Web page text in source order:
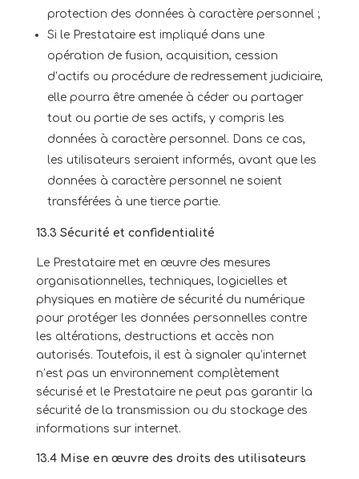
protection des données à caractère personnel ;
Si le Prestataire est impliqué dans une
opération de fusion, acquisition, cession
d’actifs ou procédure de redressement judiciaire,
elle pourra être amenée à céder ou partager
tout ou partie de ses actifs, y compris les
données à caractère personnel. Dans ce cas,
les utilisateurs seraient informés, avant que les
données à caractère personnel ne soient
transférées à une tierce partie.
13.3 Sécurité et confidentialité
Le Prestataire met en œuvre des mesures
organisationnelles, techniques, logicielles et
physiques en matière de sécurité du numérique
pour protéger les données personnelles contre
les altérations, destructions et accès non
autorisés. Toutefois, il est à signaler qu’internet
n’est pas un environnement complètement
sécurisé et le Prestataire ne peut pas garantir la
sécurité de la transmission ou du stockage des
informations sur internet.
13.4 Mise en œuvre des droits des utilisateurs